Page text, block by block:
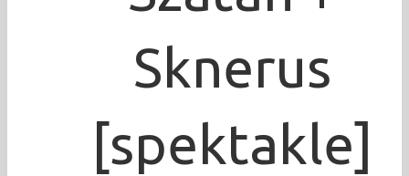
Sknerus
[spektakle]